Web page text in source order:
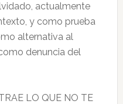
actualmente
y como prueba
alternativa al
denuncia del
LO QUE NO TE